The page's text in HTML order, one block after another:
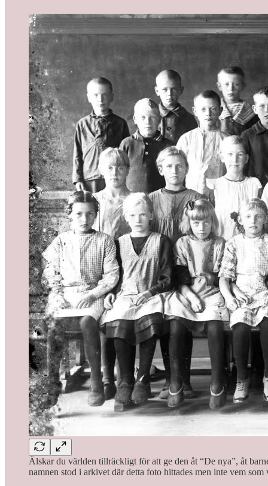
Älskar du världen tillräckligt för att ge den åt “De nya”, åt
namnen stod i arkivet där detta foto hittades men inte vem